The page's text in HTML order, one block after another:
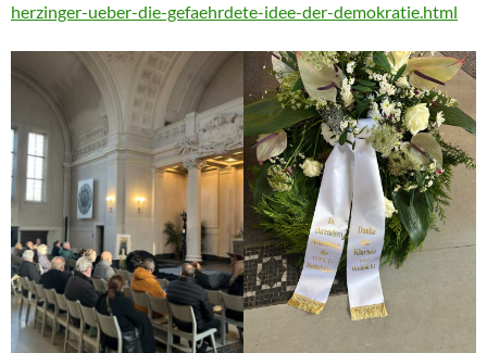
herzinger-ueber-die-gefaehrdete-idee-der-demokratie.html